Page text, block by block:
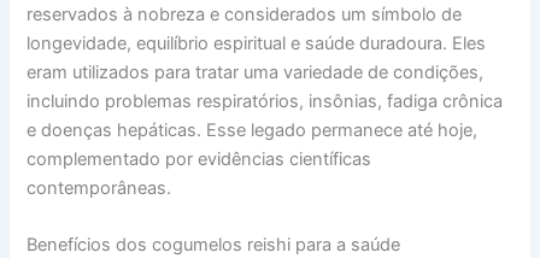
reservados à nobreza e considerados um símbolo de
longevidade, equilíbrio espiritual e saúde duradoura. Eles
eram utilizados para tratar uma variedade de condições,
incluindo problemas respiratórios, insônias, fadiga crônica
e doenças hepáticas. Esse legado permanece até hoje,
complementado por evidências científicas
contemporâneas.
Benefícios dos cogumelos reishi para a saúde